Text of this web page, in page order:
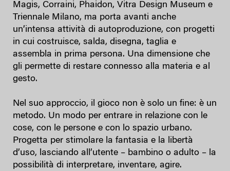
Magis, Corraini, Phaidon, Vitra Design Museum e
Triennale Milano, ma porta avanti anche
un’intensa attività di autoproduzione, con progetti
in cui costruisce, salda, disegna, taglia e
assembla in prima persona. Una dimensione che
gli permette di restare connesso alla materia e al
gesto.
Nel suo approccio, il gioco non è solo un fine: è un
metodo. Un modo per entrare in relazione con le
cose, con le persone e con lo spazio urbano.
Progetta per stimolare la fantasia e la libertà
d’uso, lasciando all’utente – bambino o adulto – la
possibilità di interpretare, inventare, agire.